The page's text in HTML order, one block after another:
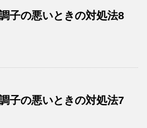
子の悪いときの対処法8
子の悪いときの対処法7